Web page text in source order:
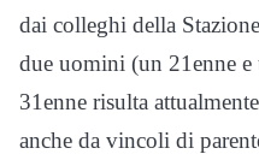
dai colleghi della
due uomini (un 21enne e
31enne risulta
anche da vincoli di